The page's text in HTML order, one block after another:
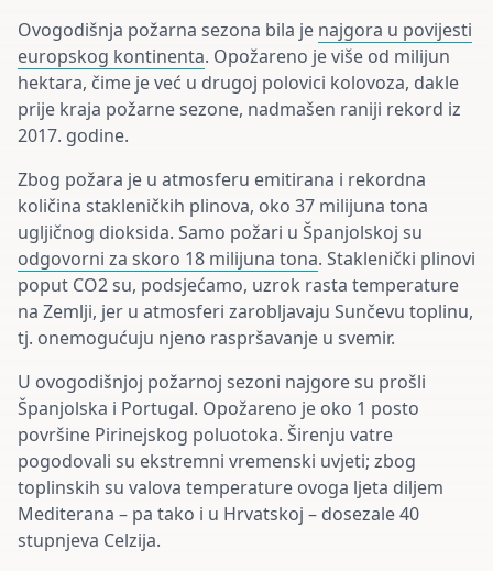
Ovogodišnja požarna sezona bila je najgora u povijesti
europskog kontinenta. Opožareno je više od milijun
hektara, čime je već u drugoj polovici kolovoza, dakle
prije kraja požarne sezone, nadmašen raniji rekord iz
2017. godine.
Zbog požara je u atmosferu emitirana i rekordna
količina stakleničkih plinova, oko 37 milijuna tona
ugljičnog dioksida. Samo požari u Španjolskoj su
odgovorni za skoro 18 milijuna tona. Staklenički plinovi
poput CO2 su, podsjećamo, uzrok rasta temperature
na Zemlji, jer u atmosferi zarobljavaju Sunčevu toplinu,
tj. onemogućuju njeno raspršavanje u svemir.
U ovogodišnjoj požarnoj sezoni najgore su prošli
Španjolska i Portugal. Opožareno je oko 1 posto
površine Pirinejskog poluotoka. Širenju vatre
pogodovali su ekstremni vremenski uvjeti; zbog
toplinskih su valova temperature ovoga ljeta diljem
Mediterana – pa tako i u Hrvatskoj – dosezale 40
stupnjeva Celzija.